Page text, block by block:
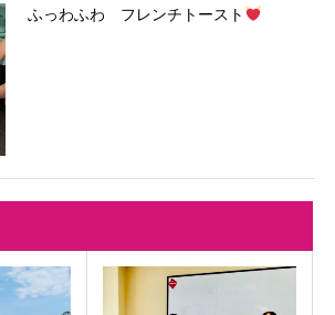
ふっわふわ フレンチトースト